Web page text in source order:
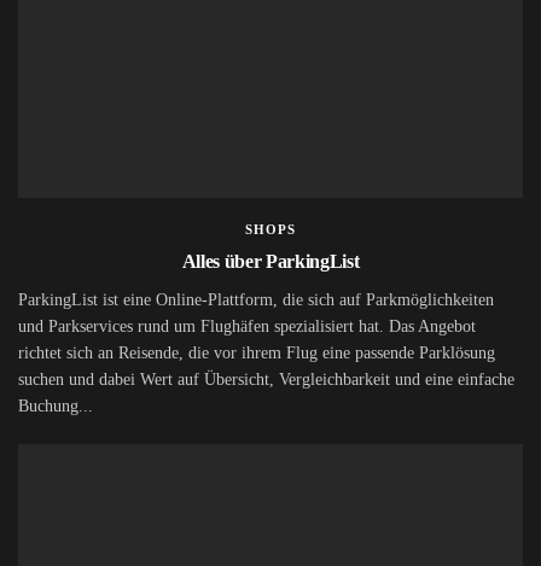
SHOPS
Alles über ParkingList
ParkingList ist eine Online-Plattform, die sich auf Parkmöglichkeiten
und Parkservices rund um Flughäfen spezialisiert hat. Das Angebot
richtet sich an Reisende, die vor ihrem Flug eine passende Parklösung
suchen und dabei Wert auf Übersicht, Vergleichbarkeit und eine einfache
Buchung...